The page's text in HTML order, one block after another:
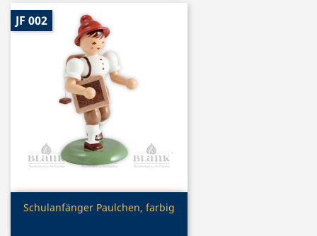
Vorschau
Schulanfänger Paulchen, farbig
JF 002